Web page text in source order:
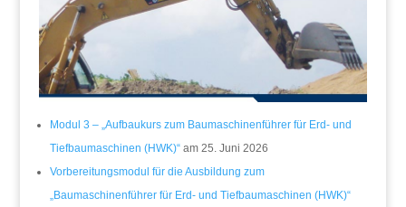
Modul 3 – „Aufbaukurs zum Baumaschinenführer für Erd- und
Tiefbaumaschinen (HWK)“am 25. Juni 2026
Vorbereitungsmodul für die Ausbildung zum
„Baumaschinenführer für Erd- und Tiefbaumaschinen (HWK)“